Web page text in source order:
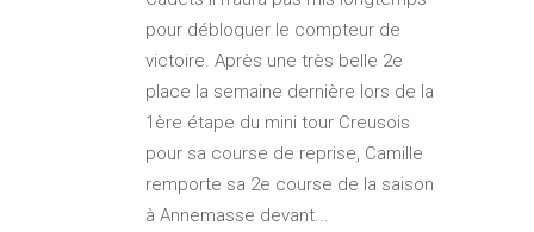
pour débloquer le compteur de
victoire. Après une très belle 2e
place la semaine dernière lors de la
1ère étape du mini tour Creusois
pour sa course de reprise, Camille
remporte sa 2e course de la saison
à Annemasse devant...